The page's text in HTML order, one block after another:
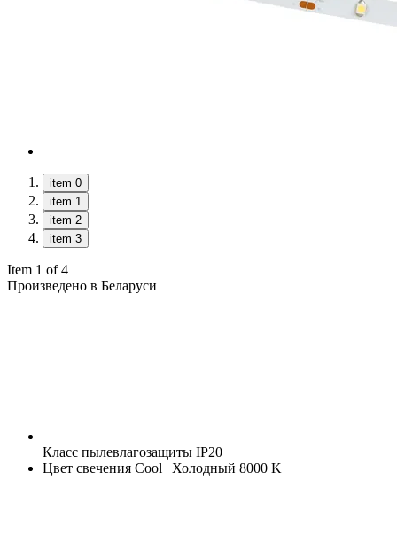
item 0
item 1
item 2
item 3
Item 1 of 4
Произведено в Беларуси
Класс пылевлагозащиты IP20
Цвет свечения Cool | Холодный 8000 K